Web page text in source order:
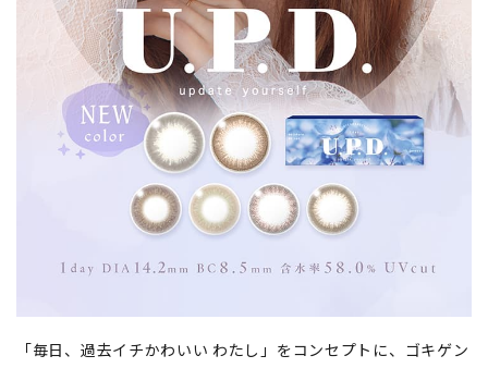
「毎日、過去イチかわいい わたし」をコンセプトに、ゴキゲン